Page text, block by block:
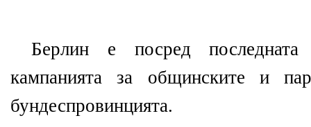
Берлин е посред
кампанията за общинските и
бундеспровинцията.